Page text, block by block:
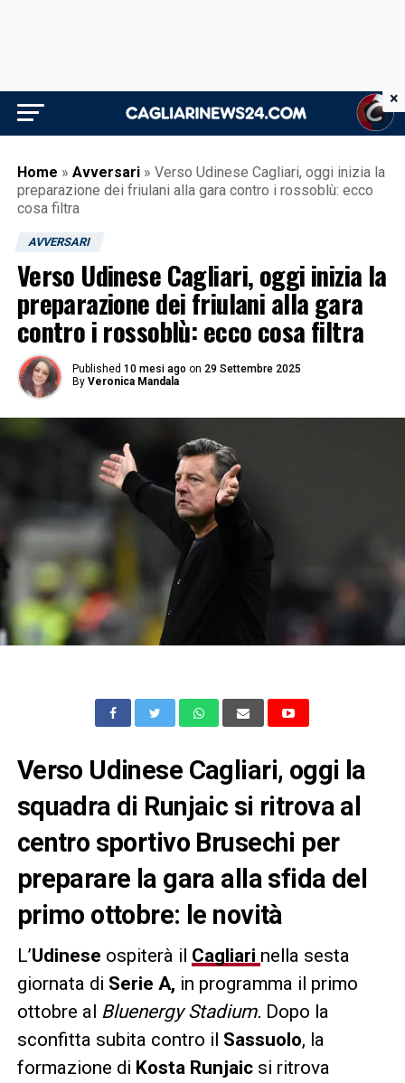
Home » Avversari » Verso Udinese Cagliari, oggi inizia la
preparazione dei friulani alla gara contro i rossoblù: ecco
cosa filtra
AVVERSARI
Verso Udinese Cagliari, oggi inizia la
preparazione dei friulani alla gara
contro i rossoblù: ecco cosa filtra
Published 10 mesi ago on 29 Settembre 2025
By Veronica Mandala
Verso Udinese Cagliari, oggi la
squadra di Runjaic si ritrova al
centro sportivo Brusechi per
preparare la gara alla sfida del
primo ottobre: le novità
L’Udinese ospiterà il Cagliari nella sesta
giornata di Serie A, in programma il primo
ottobre al Bluenergy Stadium. Dopo la
sconfitta subita contro il Sassuolo, la
formazione di Kosta Runjaicsi ritrova
×